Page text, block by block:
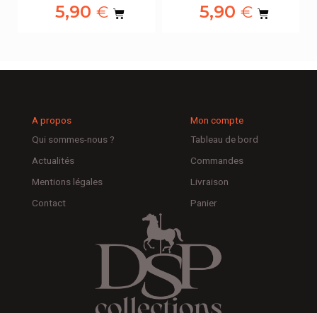
5,90 € 5,90 €
A propos
Qui sommes-nous ?
Actualités
Mentions légales
Contact
Mon compte
Tableau de bord
Commandes
Livraison
Panier